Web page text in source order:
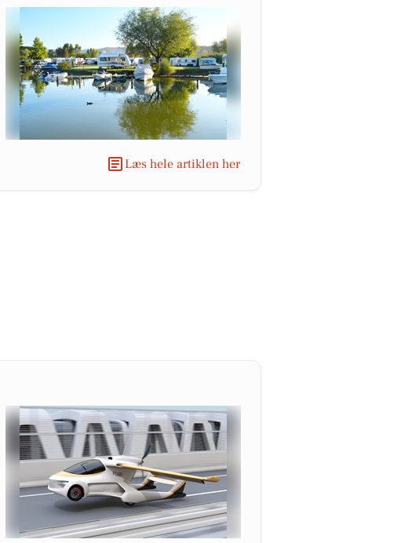
Læs hele artiklen her